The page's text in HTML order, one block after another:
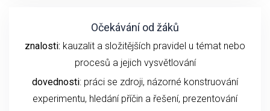
Očekávání od žáků
znalosti: kauzalit a složitějších pravidel u témat nebo
procesů a jejich vysvětlování
dovednosti: práci se zdroji, názorné konstruování
experimentu, hledání příčin a řešení, prezentování